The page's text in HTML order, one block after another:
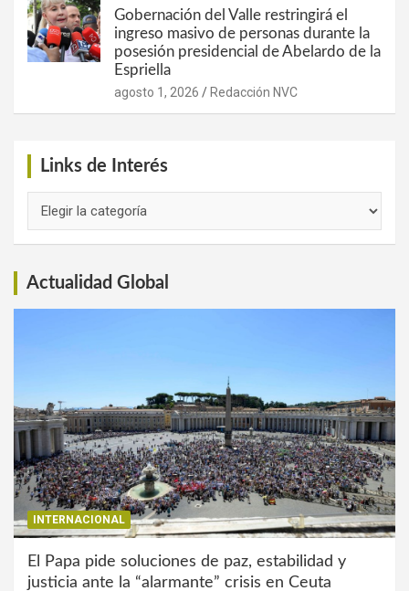
Gobernación del Valle restringirá el
ingreso masivo de personas durante la
posesión presidencial de Abelardo de la
Espriella
agosto 1, 2026 Redacción NVC
Links de Interés
Actualidad Global
INTERNACIONAL
El Papa pide soluciones de paz, estabilidad y
justicia ante la “alarmante” crisis en Ceuta